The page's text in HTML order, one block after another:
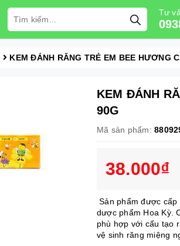
Tư
KEM ĐÁNH RĂNG TRẺ EM BEE HƯƠNG
KEM ĐÁNH
90G
Mã sản phẩm:
38.000₫
Sản phẩm được
dược phẩm Hoa Kỳ.
phù hợp với cấu tạo
vệ sinh răng miệng